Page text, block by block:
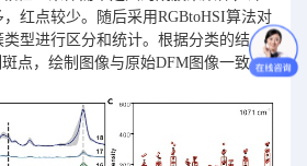
红点较少。随后采用RGBtoHSI算法对
型进行区分和统计。根据分类的结
点，绘制图像与原始DFM图像一致，